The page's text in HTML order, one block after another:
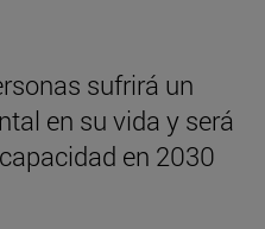
sufrirá un
en su vida y será
en 2030